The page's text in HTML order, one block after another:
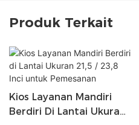
Produk Terkait
Kios Layanan Mandiri
Berdiri Di Lantai Ukuran